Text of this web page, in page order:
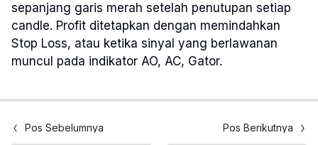
sepanjang garis merah setelah penutupan setiap
candle. Profit ditetapkan dengan memindahkan
Stop Loss, atau ketika sinyal yang berlawanan
muncul pada indikator AO, AC, Gator.
Pos Sebelumnya Pos Berikutnya